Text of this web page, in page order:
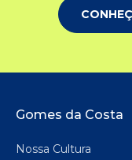
Rodapé
Gomes da Costa
Nossa Cultura